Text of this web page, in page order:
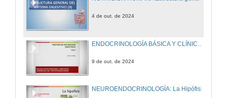
4 de out. de 2024
9 de out. de 2024
NEUROENDOCRINOLOGÍA: La Hipófisis